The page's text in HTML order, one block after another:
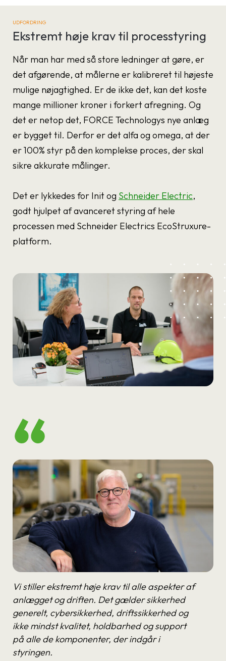
UDFORDRING
Ekstremt høje krav til processtyring
Når man har med så store ledninger at gøre, er
det afgørende, at målerne er kalibreret til højeste
mulige nøjagtighed. Er de ikke det, kan det koste
mange millioner kroner i forkert afregning. Og
det er netop det, FORCE Technologys nye anlæg
er bygget til. Derfor er det alfa og omega, at der
er 100% styr på den komplekse proces, der skal
sikre akkurate målinger.
Det er lykkedes for Init og Schneider Electric,
godt hjulpet af avanceret styring af hele
processen med Schneider Electrics EcoStruxure-
platform.
Vi stiller ekstremt høje krav til alle aspekter af
anlægget og driften. Det gælder sikkerhed
generelt, cybersikkerhed, driftssikkerhed og
ikke mindst kvalitet, holdbarhed og support
på alle de komponenter, der indgår i
styringen.